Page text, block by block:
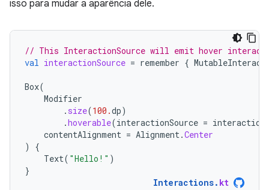
isso para mudar a aparência dele.
// This InteractionSource will emit hover
val interactionSource = remember {
Box(
Modifier
. size(100.dp)
.hoverable(interactionSource =
contentAlignment = Alignment .Center
)
{
Text( "Hello!" )
}
Interactions. kt